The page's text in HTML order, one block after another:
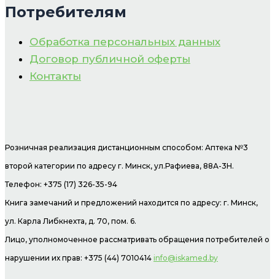
Потребителям
Обработка персональных данных
Договор публичной оферты
Контакты
Розничная реализация дистанционным способом: Аптека №3
второй категории по адресу г. Минск, ул.Рафиева, 88А-3Н.
Телефон: +375 (17) 326-35-94
Книга замечаний и предложений находится по адресу: г. Минск,
ул. Карла Либкнехта, д. 70, пом. 6.
Лицо, уполномоченное рассматривать обращения потребителей о
нарушении их прав: +375 (44) 7010414 info@iskamed.by